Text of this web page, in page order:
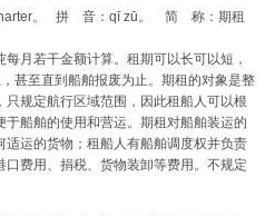
。 拼 音：qī zū。 简 称：期租
月若干金额计算。租期可以长可以短，
甚至直到船舶报废为止。期租的对象是整
规定航行区域范围，因此租船人可以根
船舶的使用和营运。期租对船舶装运的
运的货物；租船人有船舶调度权并负责
费用、捐税、货物装卸等费用。不规定